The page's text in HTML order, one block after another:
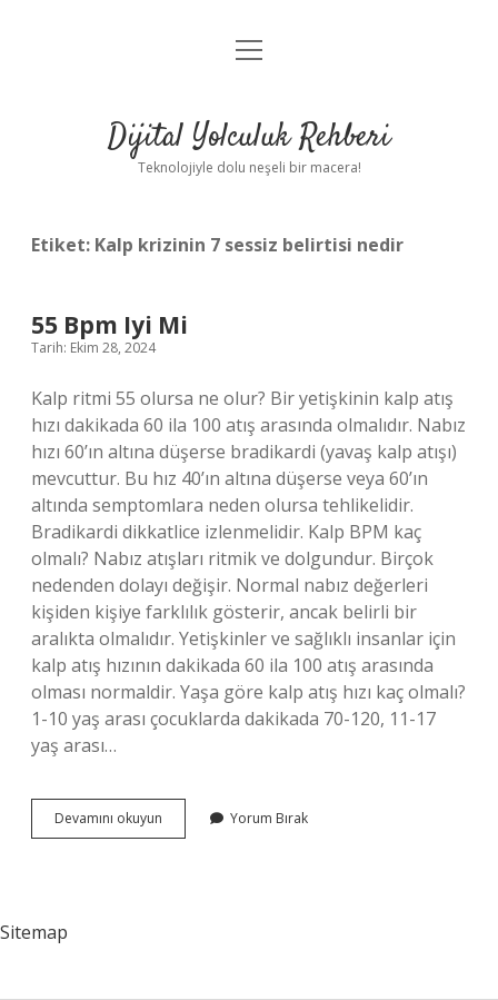
Anasayfa
Yasal Uyarı
menüyü
Dijital Yolculuk Rehberi
Teknolojiyle dolu neşeli bir macera!
Etiket: Kalp krizinin 7 sessiz belirtisi nedir
55 Bpm Iyi Mi
Tarih: Ekim 28, 2024
Kalp ritmi 55 olursa ne olur? Bir yetişkinin kalp atış
hızı dakikada 60 ila 100 atış arasında olmalıdır. Nabız
hızı 60’ın altına düşerse bradikardi (yavaş kalp atışı)
mevcuttur. Bu hız 40’ın altına düşerse veya 60’ın
altında semptomlara neden olursa tehlikelidir.
Bradikardi dikkatlice izlenmelidir. Kalp BPM kaç
olmalı? Nabız atışları ritmik ve dolgundur. Birçok
nedenden dolayı değişir. Normal nabız değerleri
kişiden kişiye farklılık gösterir, ancak belirli bir
aralıkta olmalıdır. Yetişkinler ve sağlıklı insanlar için
kalp atış hızının dakikada 60 ila 100 atış arasında
olması normaldir. Yaşa göre kalp atış hızı kaç olmalı?
1-10 yaş arası çocuklarda dakikada 70-120, 11-17
yaş arası…
Devamını okuyun
Bpm
Yorum Bırak
Sitemap